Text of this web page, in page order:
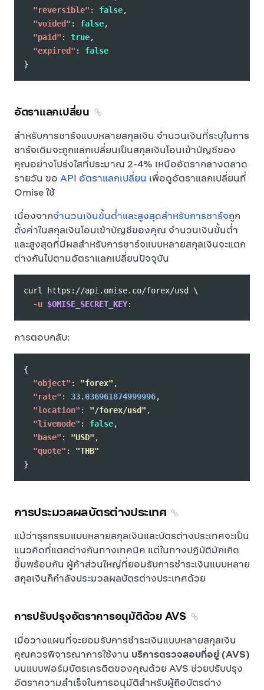
"reversible" : false,
"voided" : false,
"paid" : true,
"expired" :
false
}
อัตราแลกเปลี่ยน
สำหรับการชาร์จแบบหลายสกุลเงิน จำนวนเงินที่ระบุในการ
ชาร์จเดิมจะถูกแลกเปลี่ยนเป็นสกุลเงินโอนเข้าบัญชีของ
คุณอย่างโปร่งใสที่ประมาณ 2-4% เหนืออัตรากลางตลาด
รายวัน ขอ API อัตราแลกเปลี่ยน เพื่อดูอัตราแลกเปลี่ยนที่
Omise ใช้
เนื่องจากจำนวนเงินขั้นต่ำและสูงสุดสำหรับการชาร์จถูก
ตั้งค่าในสกุลเงินโอนเข้าบัญชีของคุณ จำนวนเงินขั้นต่ำ
และสูงสุดที่มีผลสำหรับการชาร์จแบบหลายสกุลเงินจะแตก
ต่างกันไปตามอัตราแลกเปลี่ยนปัจจุบัน
curl https://api.omise.co/forex/usd \
-u $OMISE_SECRET_KEY
การตอบกลับ:
{
"object" : "forex" ,
"rate" : 33.036961874999996,
"location" : "/forex/usd" ,
"livemode" : false,
"base" : "USD" ,
"quote" :
"THB"
}
การประมวลผลบัตรต่างประเทศ
แม้ว่าธุรกรรมแบบหลายสกุลเงินและบัตรต่างประเทศจะเป็น
แนวคิดที่แตกต่างกันทางเทคนิค แต่ในทางปฏิบัติมักเกิด
ขึ้นพร้อมกัน ผู้ค้าส่วนใหญ่ที่ยอมรับการชำระเงินแบบหลาย
สกุลเงินก็กำลังประมวลผลบัตรต่างประเทศด้วย
การปรับปรุงอัตราการอนุมัติด้วย AVS
เมื่อวางแผนที่จะยอมรับการชำระเงินแบบหลายสกุลเงิน
คุณควรพิจารณาการใช้งาน บริการตรวจสอบที่อยู่ (AVS)
บนแบบฟอร์มบัตรเครดิตของคุณด้วย AVS ช่วยปรับปรุง
อัตราความสำเร็จในการอนุมัติสำหรับผู้ถือบัตรต่าง